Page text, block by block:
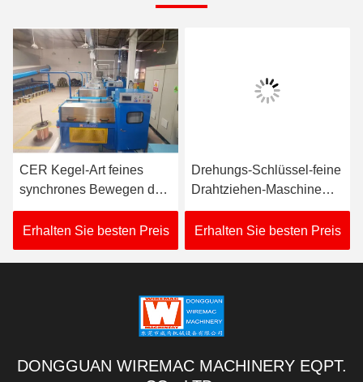
CER Kegel-Art feines
synchrones Bewegen der
Drahtziehen-Maschinen-
380V-480V
Erhalten Sie besten Preis
Drehungs-Schlüssel-feine
Drahtziehen-Maschine
vom vertrauenswürdigen
Hersteller
Erhalten Sie besten Preis
DONGGUAN WIREMAC MACHINERY EQPT.